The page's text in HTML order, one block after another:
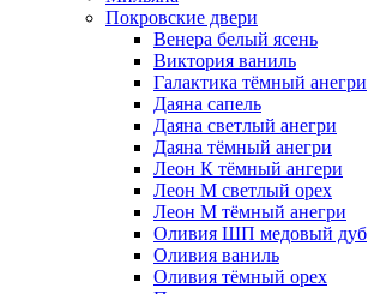
Покровские двери
Венера белый ясень
Виктория ваниль
Галактика тёмный анегри
Даяна сапель
Даяна светлый анегри
Даяна тёмный анегри
Леон К тёмный ангери
Леон М светлый орех
Леон М тёмный анегри
Оливия ШП медовый дуб
Оливия ваниль
Оливия тёмный орех